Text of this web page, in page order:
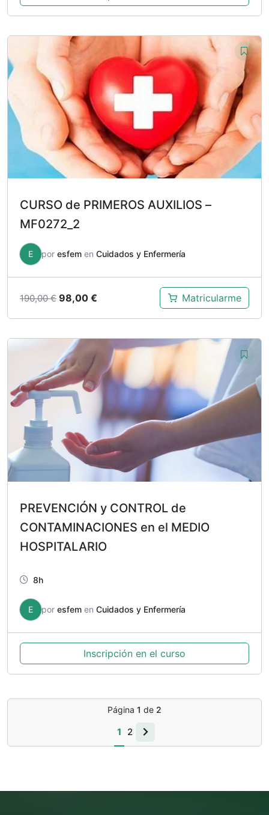
CURSO de PRIMEROS AUXILIOS –
MF0272_2
E por esfem en Cuidados y Enfermería
190,00€ El
era:
190,00 €.
98,00 €
es:
98,00 €.
Matricularme
PREVENCIÓN y CONTROL de
CONTAMINACIONES en el MEDIO
HOSPITALARIO
8h
E por esfem en Cuidados y Enfermería
Inscripción en el curso
Página 1 de 2
1 2